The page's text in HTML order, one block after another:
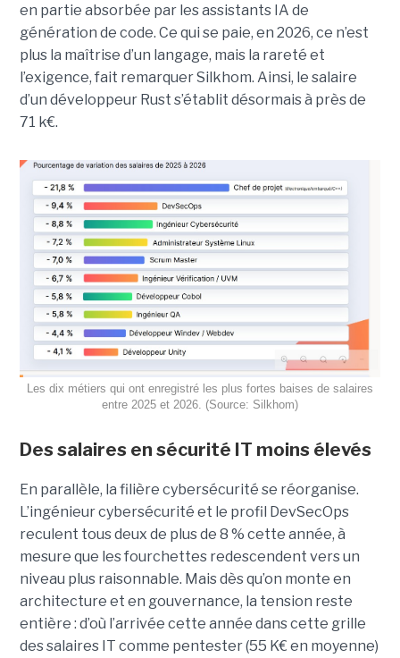
en partie absorbée par les assistants IA de
génération de code. Ce qui se paie, en 2026, ce n’est
plus la maîtrise d’un langage, mais la rareté et
l’exigence, fait remarquer Silkhom. Ainsi, le salaire
d’un développeur Rust s’établit désormais à près de
71 k€.
Les dix métiers qui ont enregistré les plus fortes baises de salaires
entre 2025 et 2026. (Source: Silkhom)
Des salaires en sécurité IT moins élevés
En parallèle, la filière cybersécurité se réorganise.
L’ingénieur cybersécurité et le profil DevSecOps
reculent tous deux de plus de 8 % cette année, à
mesure que les fourchettes redescendent vers un
niveau plus raisonnable. Mais dès qu’on monte en
architecture et en gouvernance, la tension reste
entière : d’où l’arrivée cette année dans cette grille
des salaires IT comme pentester (55 K€ en moyenne)